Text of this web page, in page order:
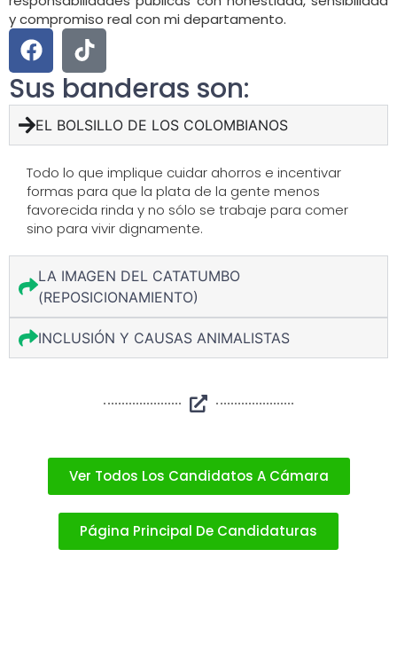
y compromiso real con mi departamento.
Sus banderas son:
EL BOLSILLO DE LOS COLOMBIANOS
Todo lo que implique cuidar ahorros e incentivar
formas para que la plata de la gente menos
favorecida rinda y no sólo se trabaje para comer
sino para vivir dignamente.
LA IMAGEN DEL CATATUMBO
(REPOSICIONAMIENTO)
INCLUSIÓN Y CAUSAS ANIMALISTAS
Ver Todos Los Candidatos A Cámara
Página Principal De Candidaturas